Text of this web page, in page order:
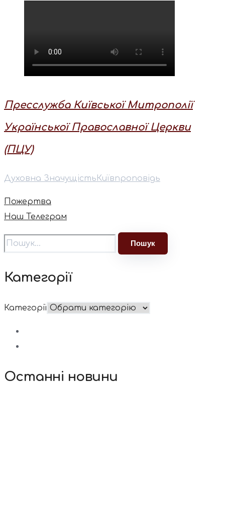
Пресслужба Київської Митрополії
Української Православної Церкви
(ПЦУ)
Духовна Значущість Київпроповідь
Пожертва
Наш Телеграм
Категорії
Категорії
Останні новини